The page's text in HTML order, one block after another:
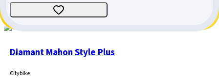
Diamant Mahon Style Plus
Citybike